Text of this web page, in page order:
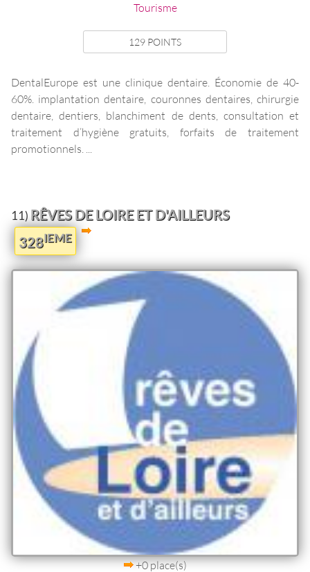
Tourisme
129 POINTS
DentalEurope est une clinique dentaire. Économie de 40-
60%. implantation dentaire, couronnes dentaires, chirurgie
dentaire, dentiers, blanchiment de dents, consultation et
traitement d’hygiène gratuits, forfaits de traitement
promotionnels. ...
11) RÊVES DE LOIRE ET D'AILLEURS
328IEME
+0 place(s)